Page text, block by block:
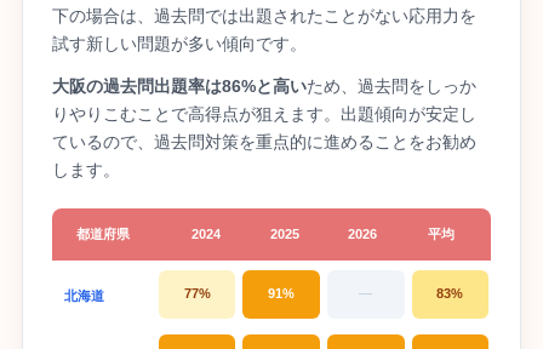
下の場合は、過去問では出題されたことがない応用力を
試す新しい問題が多い傾向です。
大阪の過去問出題率は86%と高いため、過去問をしっか
りやりこむことで高得点が狙えます。出題傾向が安定し
ているので、過去問対策を重点的に進めることをお勧め
します。
都道府県 2024 2025 2026 平均
北海道 77% 91% — 83%